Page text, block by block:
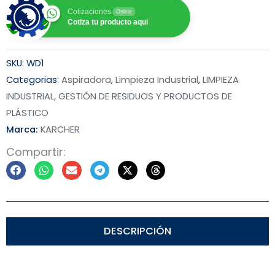
Cotizaciones Online
Cotiza tu producto aqui
SKU: WD1
Categorias: Aspiradora,Limpieza Industrial,LIMPIEZA
INDUSTRIAL, GESTIÓN DE RESIDUOS Y PRODUCTOS DE
PLÁSTICO
Marca: KARCHER
Compartir:
DESCRIPCIÓN